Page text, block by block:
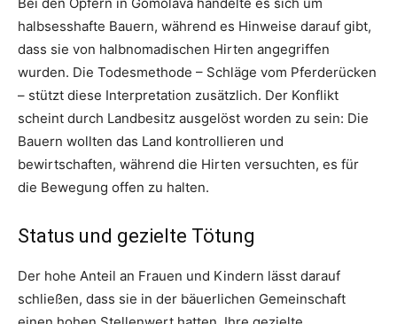
halbsesshafte Bauern, während es Hinweise darauf gibt,
dass sie von halbnomadischen Hirten angegriffen
wurden. Die Todesmethode – Schläge vom Pferderücken
– stützt diese Interpretation zusätzlich. Der Konflikt
scheint durch Landbesitz ausgelöst worden zu sein: Die
Bauern wollten das Land kontrollieren und
bewirtschaften, während die Hirten versuchten, es für
die Bewegung offen zu halten.
Status und gezielte Tötung
Der hohe Anteil an Frauen und Kindern lässt darauf
schließen, dass sie in der bäuerlichen Gemeinschaft